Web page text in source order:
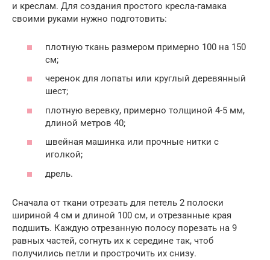
и креслам. Для создания простого кресла-гамака
своими руками нужно подготовить:
плотную ткань размером примерно 100 на 150
см;
черенок для лопаты или круглый деревянный
шест;
плотную веревку, примерно толщиной 4-5 мм,
длиной метров 40;
швейная машинка или прочные нитки с
иголкой;
дрель.
Сначала от ткани отрезать для петель 2 полоски
шириной 4 см и длиной 100 см, и отрезанные края
подшить. Каждую отрезанную полосу порезать на 9
равных частей, согнуть их к середине так, чтоб
получились петли и прострочить их снизу.